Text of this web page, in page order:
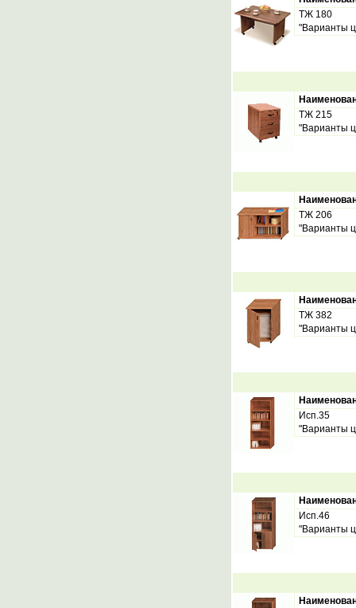
ТЖ 180
"Варианты
ТЖ 215
"Варианты
ТЖ 206
"Варианты
ТЖ 382
"Варианты
Исп.35
"Варианты
Исп.46
"Варианты